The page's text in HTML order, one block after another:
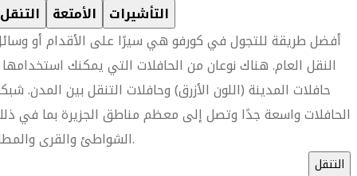
التنقل الأمتعة التأشيرات
أفضل طريقة للتجول في كورفو هي سيرًا على الأقدام أو
النقل العام. هناك نوعان من الحافلات التي يمكنك
حافلات المدينة (اللون الأزرق) وحافلات التنقل بين المدن.
الحافلات واسعة جدًا وتصل إلى معظم مناطق الجزيرة بما في
الشواطئ والقرى والمطار.
التنقل